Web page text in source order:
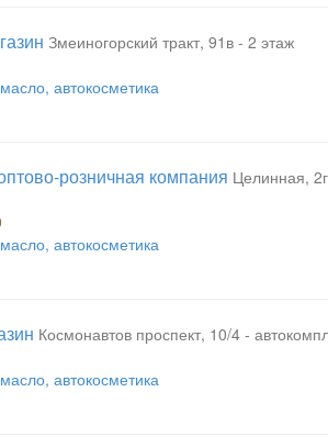
Змеиногорский тракт, 91в - 2 этаж
автокосметика
розничная компания Целинная,
автокосметика
Космонавтов проспект, 10/4 -
автокосметика